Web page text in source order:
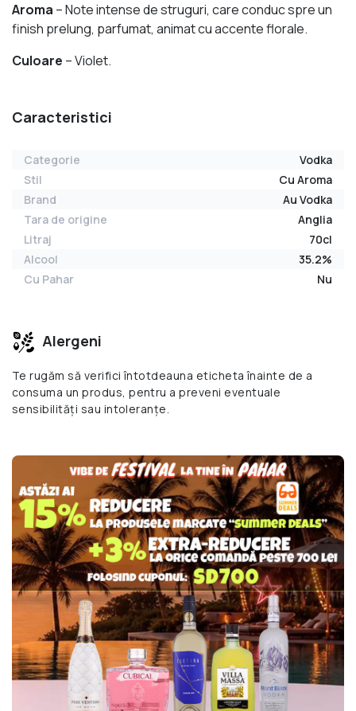
Aroma – Note intense de struguri, care conduc spre un
finish prelung, parfumat, animat cu accente florale.
Culoare – Violet.
Caracteristici
Categorie
Vodka
Stil
Cu Aroma
Brand
Au Vodka
Tara de origine
Anglia
Litraj
70cl
Alcool
35.2%
Cu Pahar
Nu
Alergeni
Te rugăm să verifici întotdeauna eticheta înainte de a
consuma un produs, pentru a preveni eventuale
sensibilități sau intoleranțe.